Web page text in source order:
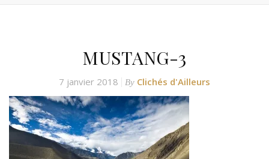
MUSTANG-3
7 janvier 2018 By Clichés d'Ailleurs